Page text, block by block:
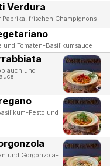
Verdura
frischen Champignons
und Tomaten-Basilikumsauce
und
Pesto und
und Gorgonzola-